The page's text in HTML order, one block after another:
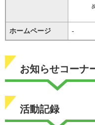
ホームページ -
お知らせコーナ
活動記録